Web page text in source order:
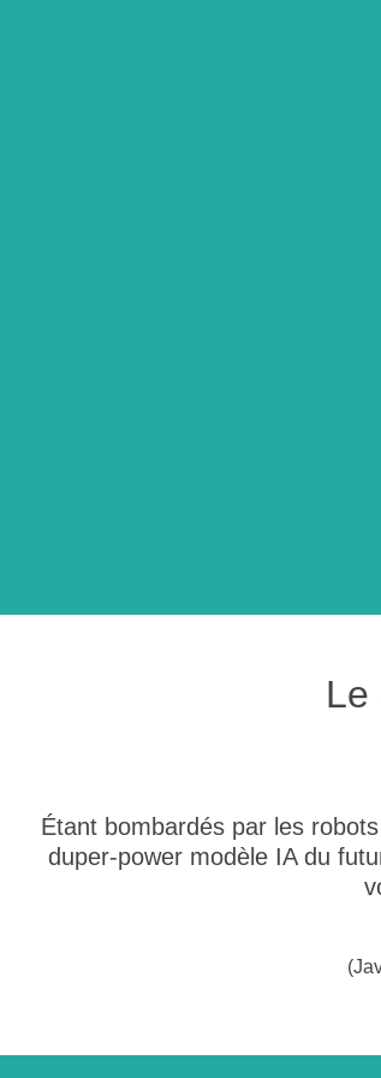
Le
Étant bombardés par les
duper-power modèle IA du